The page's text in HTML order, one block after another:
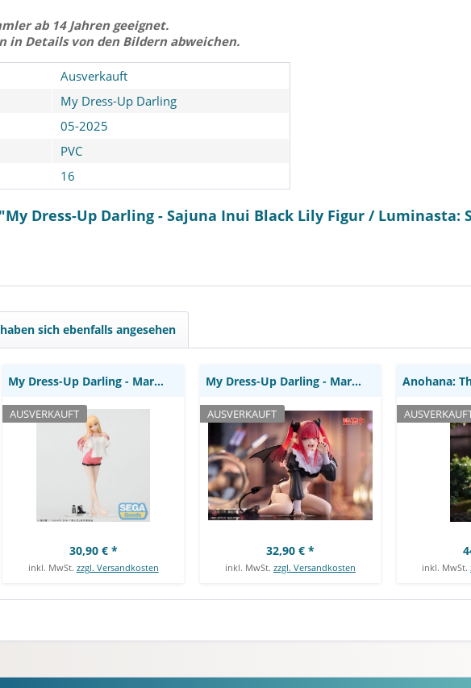
ab 14 Jahren geeignet.
in Details von den Bildern abweichen.
Ausverkauft
My Dress-Up Darling
05-2025
PVC
16
Dress-Up Darling - Sajuna Inui Black Lily Figur / Luminasta:
sich ebenfalls angesehen
AUSVERKAUFT
My Dress-Up Darling - Marin KitagawaFigur /...
30,90 € *
inkl. MwSt. zzgl. Versandkosten
AUSVERKAUFT
My Dress-Up Darling - Marin Kitagawa Figur /...
32,90 € *
inkl. MwSt. zzgl. Versandkosten inkl. MwSt.